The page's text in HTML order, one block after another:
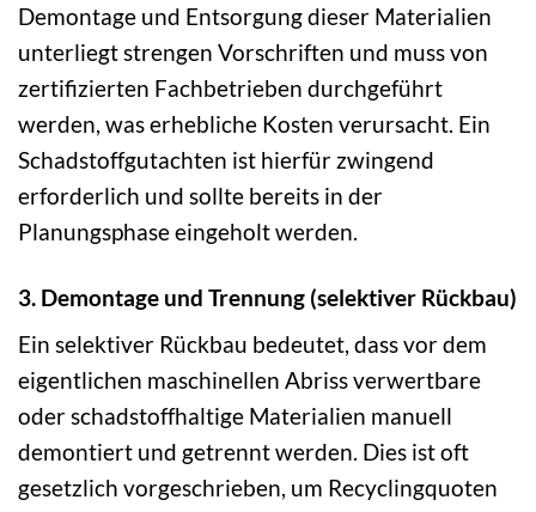
Demontage und Entsorgung dieser Materialien
unterliegt strengen Vorschriften und muss von
zertifizierten Fachbetrieben durchgeführt
werden, was erhebliche Kosten verursacht. Ein
Schadstoffgutachten ist hierfür zwingend
erforderlich und sollte bereits in der
Planungsphase eingeholt werden.
3. Demontage und Trennung (selektiver Rückbau)
Ein selektiver Rückbau bedeutet, dass vor dem
eigentlichen maschinellen Abriss verwertbare
oder schadstoffhaltige Materialien manuell
demontiert und getrennt werden. Dies ist oft
gesetzlich vorgeschrieben, um Recyclingquoten